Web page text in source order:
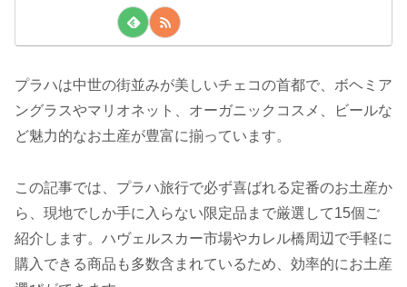
プラハは中世の街並みが美しいチェコの首都で、ボヘミア
ングラスやマリオネット、オーガニックコスメ、ビールな
ど魅力的なお土産が豊富に揃っています。
この記事では、プラハ旅行で必ず喜ばれる定番のお土産か
ら、現地でしか手に入らない限定品まで厳選して15個ご
紹介します。ハヴェルスカー市場やカレル橋周辺で手軽に
購入できる商品も多数含まれているため、効率的にお土産